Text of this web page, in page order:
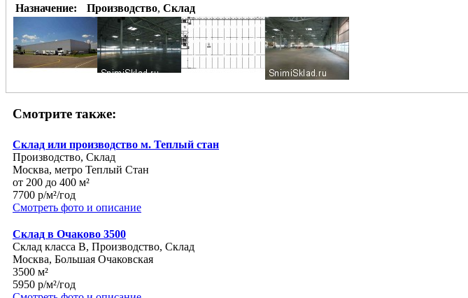
Назначение:
Производство, Склад
Смотрите также:
Склад или производство м. Теплый стан
Производство, Склад
Москва, метро Теплый Стан
от 200 до 400 м²
7700 р/м²/год
Смотреть фото и описание
Склад в Очаково 3500
Склад класса B, Производство, Склад
Москва, Большая Очаковская
3500 м²
5950 р/м²/год